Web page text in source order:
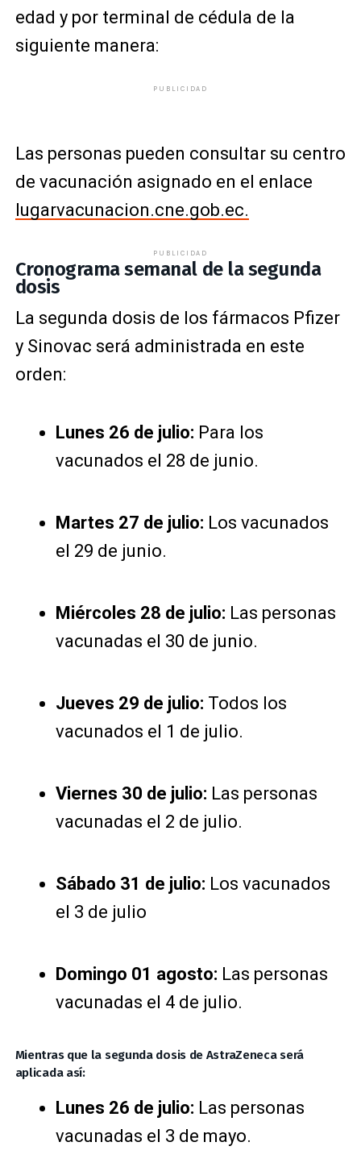
edad y por terminal de cédula de la
siguiente manera:
PUBLICIDAD
Las personas pueden consultar su centro
de vacunación asignado en el enlace
lugarvacunacion.cne.gob.ec.
PUBLICIDAD
Cronograma semanal de la segunda
dosis
La segunda dosis de los fármacos Pfizer
y Sinovac será administrada en este
orden:
Lunes 26 de julio: Para los
vacunados el 28 de junio.
Martes 27 de julio: Los vacunados
el 29 de junio.
Miércoles 28 de julio: Las personas
vacunadas el 30 de junio.
Jueves 29 de julio: Todos los
vacunados el 1 de julio.
Viernes 30 de julio: Las personas
vacunadas el 2 de julio.
Sábado 31 de julio: Los vacunados
el 3 de julio
Domingo 01 agosto: Las personas
vacunadas el 4 de julio.
Mientras que la segunda dosis de AstraZeneca será
aplicada así:
Lunes 26 de julio: Las personas
vacunadas el 3 de mayo.